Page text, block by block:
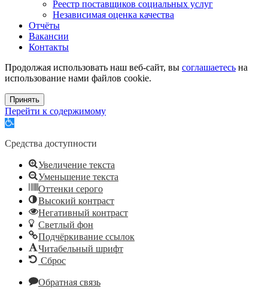
Реестр поставщиков социальных услуг
Независимая оценка качества
Отчёты
Вакансии
Контакты
Продолжая использовать наш веб-сайт, вы соглашаетесь на
использование нами файлов cookie.
Принять
Перейти к содержимому
Открыть
инструментов
Средства доступности
Увеличение текста
Уменьшение текста
Оттенки серого
Высокий контраст
Негативный контраст
Светлый фон
Подчёркивание ссылок
Читабельный шрифт
Сброс
Обратная связь